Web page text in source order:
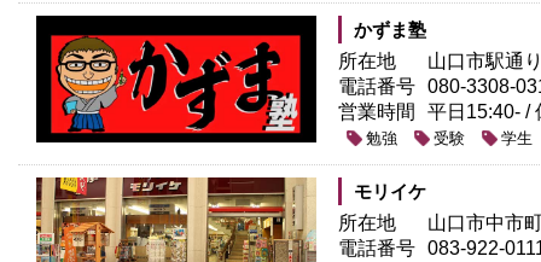
かずま塾
所在地
山口市駅通
電話番号 080-3308-
営業時間
平日15:40- /
勉強 受験 学生
モリイケ
所在地
山口市中市
電話番号 083-922-